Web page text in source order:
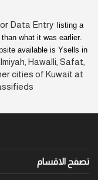
r Data Entry listing a
what it was earlier.
available is Ysells in
Hawalli, Safat,
cities of Kuwait at
تصفح الاقسام